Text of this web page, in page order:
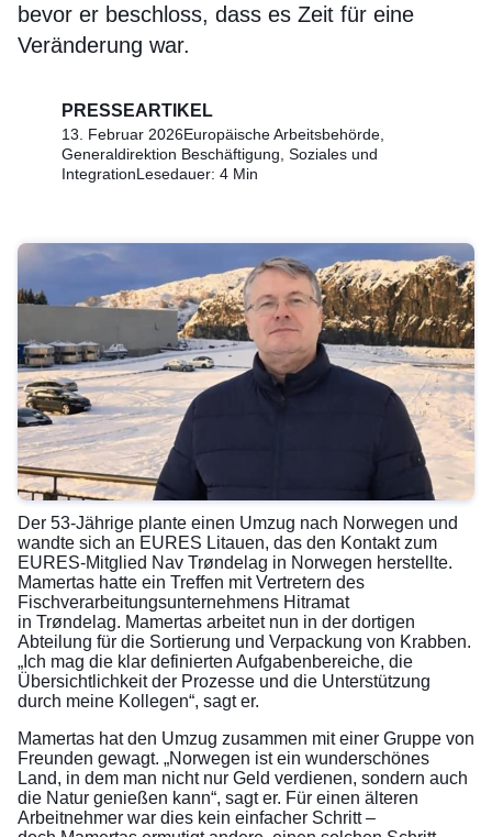
bevor er beschloss, dass es Zeit für eine
Veränderung war.
PRESSEARTIKEL
13. Februar 2026Europäische Arbeitsbehörde,
Generaldirektion Beschäftigung, Soziales und
IntegrationLesedauer: 4 Min
Der 53-Jährige plante einen Umzug nach Norwegen und
wandte sich an EURES Litauen, das den Kontakt zum
EURES-Mitglied Nav Trøndelag in Norwegen herstellte.
Mamertas hatte ein Treffen mit Vertretern des
Fischverarbeitungsunternehmens Hitramat
in Trøndelag. Mamertas arbeitet nun in der dortigen
Abteilung für die Sortierung und Verpackung von Krabben.
„Ich mag die klar definierten Aufgabenbereiche, die
Übersichtlichkeit der Prozesse und die Unterstützung
durch meine Kollegen“, sagt er.
Mamertas hat den Umzug zusammen mit einer Gruppe von
Freunden gewagt. „Norwegen ist ein wunderschönes
Land, in dem man nicht nur Geld verdienen, sondern auch
die Natur genießen kann“, sagt er. Für einen älteren
Arbeitnehmer war dies kein einfacher Schritt –